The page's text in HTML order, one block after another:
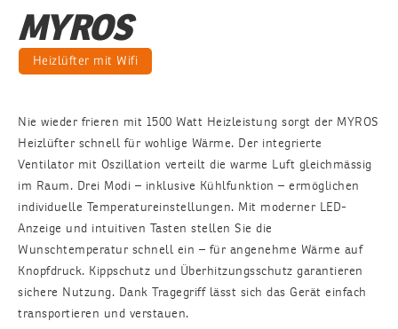
MYROS
Heizlüfter mit Wifi
Nie wieder frieren mit 1500 Watt Heizleistung sorgt der MYROS
Heizlüfter schnell für wohlige Wärme. Der integrierte
Ventilator mit Oszillation verteilt die warme Luft gleichmässig
im Raum. Drei Modi – inklusive Kühlfunktion – ermöglichen
individuelle Temperatureinstellungen. Mit moderner LED-
Anzeige und intuitiven Tasten stellen Sie die
Wunschtemperatur schnell ein – für angenehme Wärme auf
Knopfdruck. Kippschutz und Überhitzungsschutz garantieren
sichere Nutzung. Dank Tragegriff lässt sich das Gerät einfach
transportieren und verstauen.